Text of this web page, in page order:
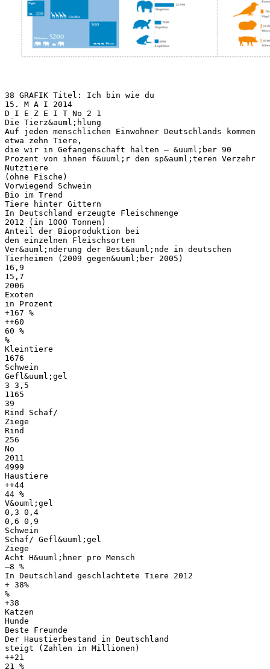
38 GRAFIK Titel: Ich bin wie du
15. M A I 2014
D I E Z E I T No 2 1
Die Tierz&auml;hlung
Auf jeden menschlichen Einwohner Deutschlands kommen
etwa zehn Tiere,
die wir in Gefangenschaft halten – &uuml;ber 90
Prozent von ihnen f&uuml;r den sp&auml;teren Verzehr
Nutztiere
(ohne Fische)
Vorwiegend Schwein
Bio im Trend
Tiere hinter Gittern
In Deutschland erzeugte Fleischmenge
2012 (in 1000 Tonnen)
Anteil der Bioproduktion bei
den einzelnen Fleischsorten
Ver&auml;nderung der Best&auml;nde in deutschen
Tierheimen (2009 gegen&uuml;ber 2005)
16,9
15,7
2006
Exoten
in Prozent
+167 %
++60
60 %
%
Kleintiere
1676
Schwein
Gefl&uuml;gel
3 3,5
1165
39
Rind Schaf/
Ziege
Rind
256
No
2011
4999
Haustiere
++44
44 %
V&ouml;gel
0,3 0,4
0,6 0,9
Schwein
Schaf/ Gefl&uuml;gel
Ziege
Acht H&uuml;hner pro Mensch
–8 %
In Deutschland geschlachtete Tiere 2012
+ 38%
%
+38
Katzen
Hunde
Beste Freunde
Der Haustierbestand in Deutschland
steigt (Zahlen in Millionen)
++21
21 %